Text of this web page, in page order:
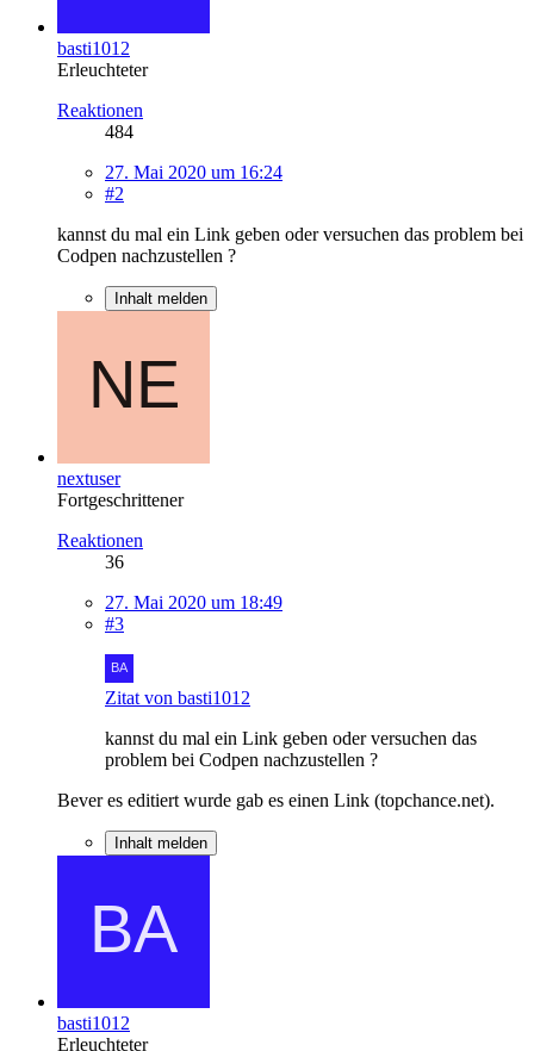
basti1012
Erleuchteter
Reaktionen
484
27. Mai 2020 um 16:24
#2
kannst du mal ein Link geben oder versuchen das problem bei
Codpen nachzustellen ?
Inhalt melden
nextuser
Fortgeschrittener
Reaktionen
36
27. Mai 2020 um 18:49
#3
Zitat von basti1012
kannst du mal ein Link geben oder versuchen das
problem bei Codpen nachzustellen ?
Bever es editiert wurde gab es einen Link (topchance.net).
Inhalt melden
basti1012
Erleuchteter